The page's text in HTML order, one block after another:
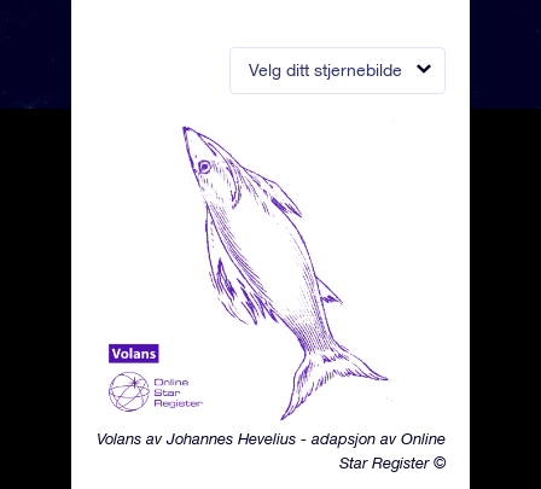
Velg ditt stjernebilde
Volans av Johannes Hevelius - adapsjon av Online
Star Register ©